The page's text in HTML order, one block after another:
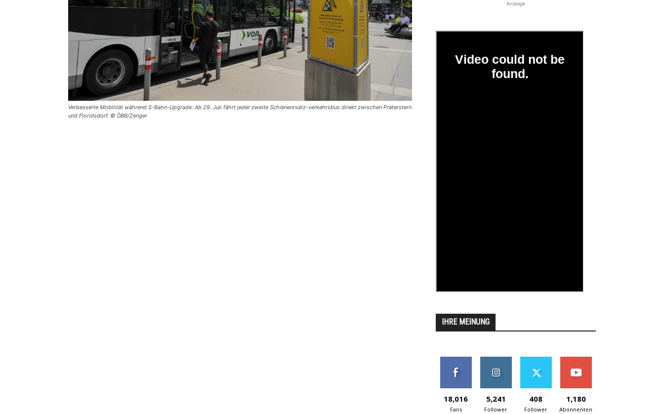
Verbesserte Mobilität während S-Bahn-Upgrade: Ab 29. Juli fährt jeder zweite Schienenrsatz-verkehrsbus direkt zwischen Praterstern
und Floridsdorf. © ÖBB/Zenger
Anzeige
IHRE MEINUNG
18,016
Fans
5,241
Follower
408
Follower
1,180
Abonnenten